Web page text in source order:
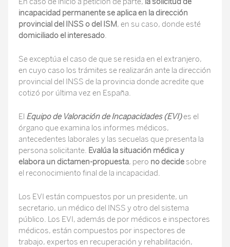
incapacidad permanente se aplica en la dirección
provincial del INSS o del ISM, en su caso, donde esté
domiciliado el interesado.
Se exceptúa el caso de que se resida en el extranjero,
en cuyo caso los trámites se realizarán ante la dirección
provincial del INSS de la provincia donde acredite que
cotizó por última vez en España.
El Equipo de Valoración de Incapacidades (EVI)es el
órgano que examina los informes médicos,
antecedentes laborales y las secuelas que presenta la
persona solicitante. Evalúa la situación médica y
elabora un dictamen-propuesta, pero no decide sobre
el reconocimiento final de la incapacidad.
Los EVI están compuestos por un presidente, un
secretario, un médico del INSS y otro del sistema
público. Los EVI, además de por médicos e inspectores
médicos, están compuestos por inspectores de
trabajo, expertos en recuperación y rehabilitación,